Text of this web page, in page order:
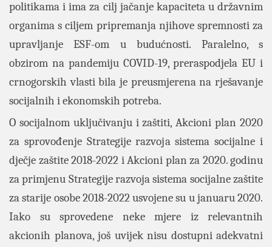
politikama i ima za cilj jačanje kapaciteta u državnim
organima s ciljem pripremanja njihove spremnosti za
upravljanje ESF-om u budućnosti. Paralelno, s
obzirom na pandemiju COVID-19, preraspodjela EU i
crnogorskih vlasti bila je preusmjerena na rješavanje
socijalnih i ekonomskih potreba.
O socijalnom uključivanju i zaštiti, Akcioni plan 2020
za sprovođenje Strategije razvoja sistema socijalne i
dječje zaštite 2018-2022 i Akcioni plan za 2020. godinu
za primjenu Strategije razvoja sistema socijalne zaštite
za starije osobe 2018-2022 usvojene su u januaru 2020.
Iako su sprovedene neke mjere iz relevantnih
akcionih planova, još uvijek nisu dostupni adekvatni